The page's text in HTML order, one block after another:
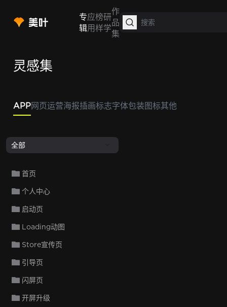
专
辑
应
用
榜
样
研
学
作
品
集
灵感集
APP网页运营海报插画标志字体包装图标其他
全部
首页
个人中心
启动页
Loading动图
Store宣传页
引导页
闪屏页
开屏升级